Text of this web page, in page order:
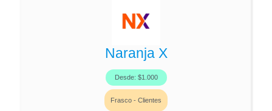
Naranja X
Desde: $1.000
Frasco - Clientes